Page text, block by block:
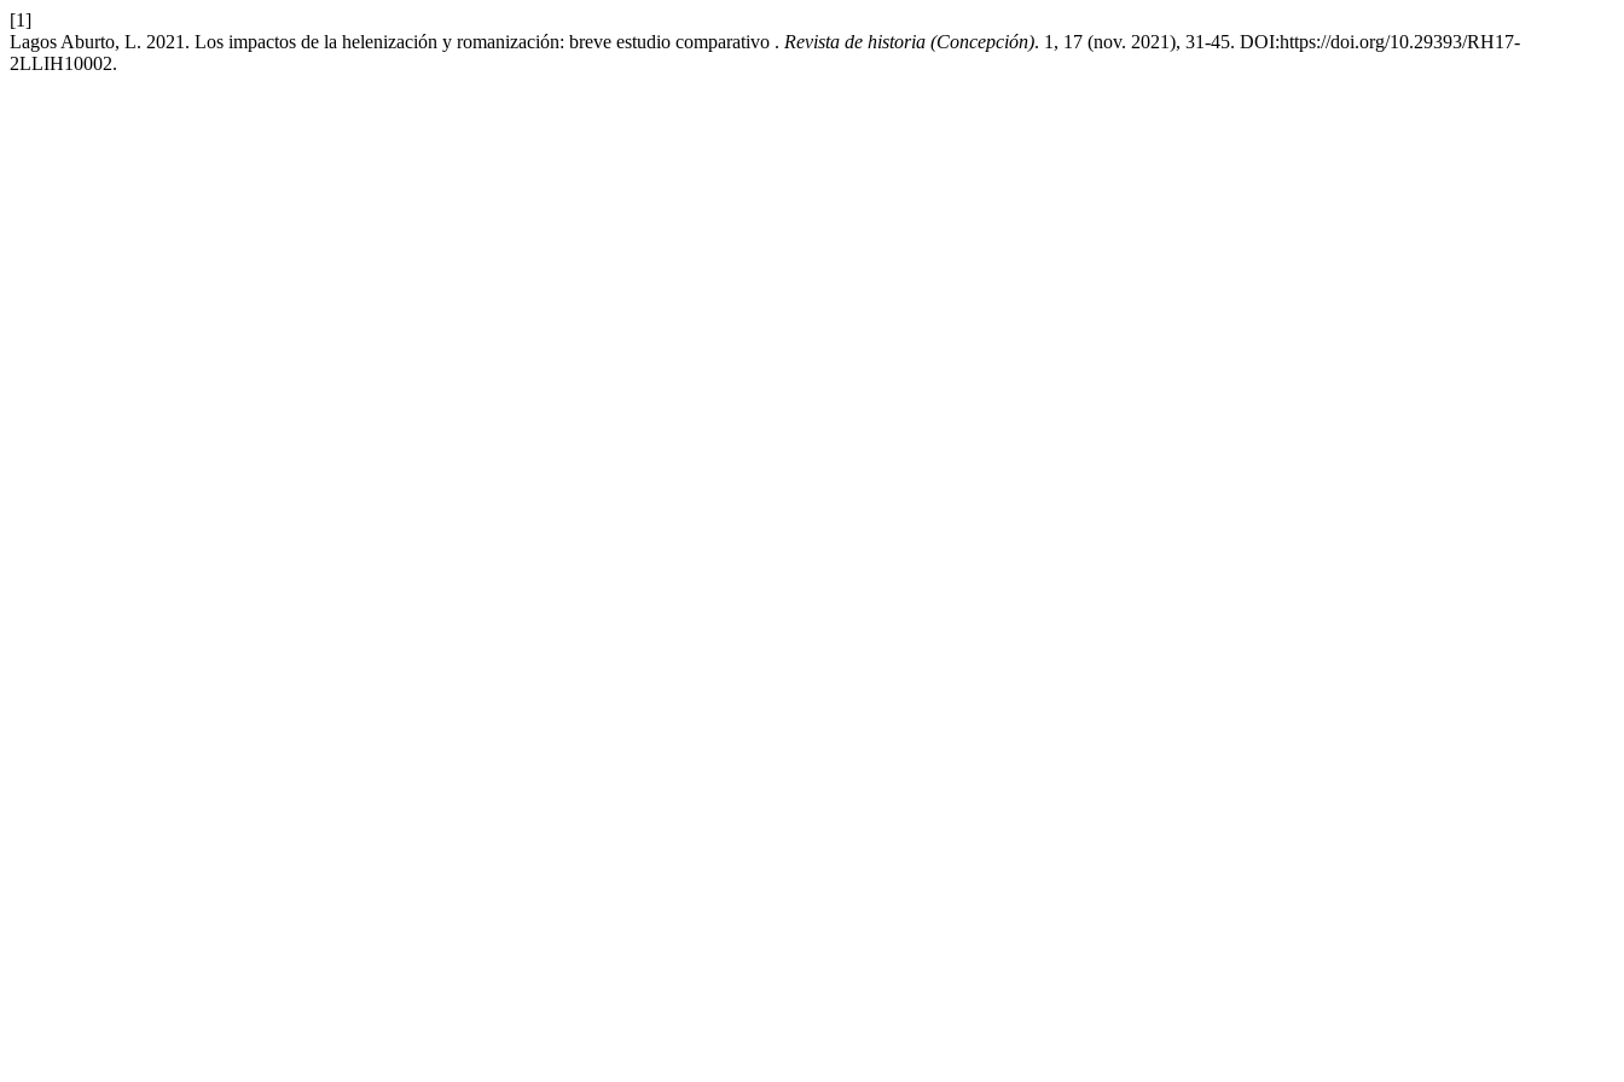
[1]
Lagos Aburto, L. 2021. Los impactos de la helenización y romanización: breve estudio comparativo . Revista de historia (Concepción). 1, 17 (nov. 2021), 31-45. DOI:https://doi.org/10.29393/RH17-
2LLIH10002.